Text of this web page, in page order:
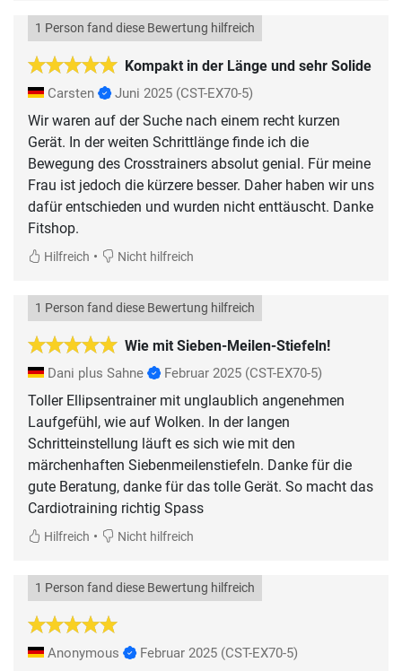
Kompakt in der Länge und sehr Solide
1 Person fand diese Bewertung hilfreich
Carsten Juni 2025 (CST-EX70-5)
Wir waren auf der Suche nach einem recht kurzen
Gerät. In der weiten Schrittlänge finde ich die
Bewegung des Crosstrainers absolut genial. Für meine
Frau ist jedoch die kürzere besser. Daher haben wir uns
dafür entschieden und wurden nicht enttäuscht. Danke
Fitshop.
Hilfreich • Nicht hilfreich
Wie mit Sieben-Meilen-Stiefeln!
1 Person fand diese Bewertung hilfreich
Dani plus Sahne Februar 2025 (CST-EX70-5)
Toller Ellipsentrainer mit unglaublich angenehmen
Laufgefühl, wie auf Wolken. In der langen
Schritteinstellung läuft es sich wie mit den
märchenhaften Siebenmeilenstiefeln. Danke für die
gute Beratung, danke für das tolle Gerät. So macht das
Cardiotraining richtig Spass
Hilfreich • Nicht hilfreich
1 Person fand diese Bewertung hilfreich
Anonymous Februar 2025 (CST-EX70-5)